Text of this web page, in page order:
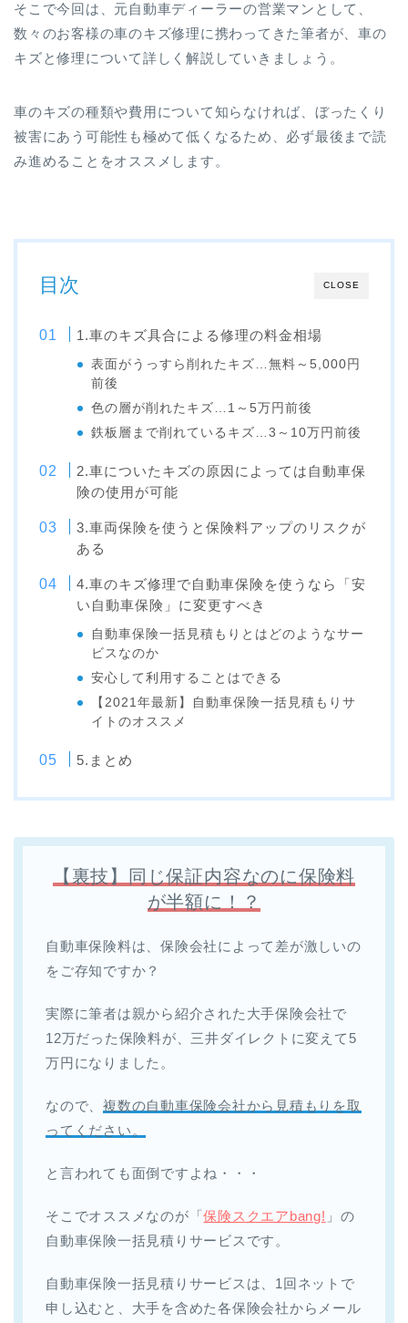
そこで今回は、元自動車ディーラーの営業マンとして、
数々のお客様の車のキズ修理に携わってきた筆者が、車の
キズと修理について詳しく解説していきましょう。
車のキズの種類や費用について知らなければ、ぼったくり
被害にあう可能性も極めて低くなるため、必ず最後まで読
み進めることをオススメします。
CLOSE
目次
1.車のキズ具合による修理の料金相場
表面がうっすら削れたキズ…無料～5,000円
前後
色の層が削れたキズ…1～5万円前後
鉄板層まで削れているキズ…3～10万円前後
2.車についたキズの原因によっては自動車保
険の使用が可能
3.車両保険を使うと保険料アップのリスクが
ある
4.車のキズ修理で自動車保険を使うなら「安
い自動車保険」に変更すべき
自動車保険一括見積もりとはどのようなサー
ビスなのか
安心して利用することはできる
【2021年最新】自動車保険一括見積もりサ
イトのオススメ
5.まとめ
【裏技】同じ保証内容なのに保険料
が半額に！？
自動車保険料は、保険会社によって差が激しいの
をご存知ですか？
実際に筆者は親から紹介された大手保険会社で
12万だった保険料が、三井ダイレクトに変えて5
万円になりました。
なので、複数の自動車保険会社から見積もりを取
ってください。
と言われても面倒ですよね・・・
そこでオススメなのが「保険スクエアbang! 」の
自動車保険一括見積りサービスです。
自動車保険一括見積りサービスは、1回ネットで
申し込むと、大手を含めた各保険会社からメール